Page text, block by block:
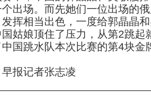
个出场。而先她们一位出场的
挥相当出色，一度给郭晶晶
姑娘顶住了压力，从第2跳起
国跳水队本次比赛的第4块金
记者张志凌